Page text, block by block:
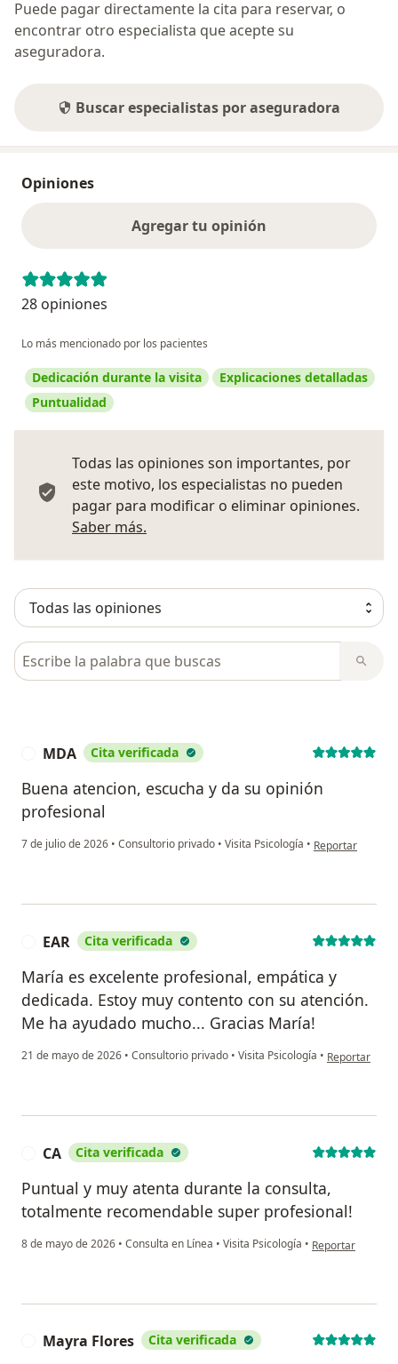
Puede pagar directamente la cita para reservar, o
encontrar otro especialista que acepte su
aseguradora.
Buscar especialistas por aseguradora
Opiniones
Agregar tu opinión
28 opiniones
Lo más mencionado por los pacientes
Dedicación durante la visita
Explicaciones detalladas
Puntualidad
Todas las opiniones son importantes, por
este motivo, los especialistas no pueden
pagar para modificar o eliminar opiniones.
Saber más.
Busca en opiniones
MDA Cita verificada
Buena atencion, escucha y da su opinión
profesional
7 de julio de 2026 • Consultorio privado • Visita Psicología • en opinión del
Reportar
EAR Cita verificada
María es excelente profesional, empática y
dedicada. Estoy muy contento con su atención.
Me ha ayudado mucho... Gracias María!
21 de mayo de 2026 • Consultorio privado • Visita Psicología • en opinión
Reportar
CA Cita verificada
Puntual y muy atenta durante la consulta,
totalmente recomendable super profesional!
8 de mayo de 2026 • Consulta en Línea • Visita Psicología • en opinión del
Reportar
Mayra Flores Cita verificada